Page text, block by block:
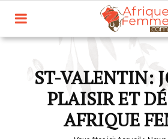
ST-VALENTIN:
PLAISIR ET
AFRIQUE